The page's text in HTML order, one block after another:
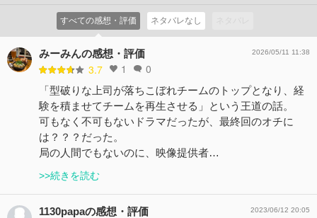
すべての感想・評価 ネタバレなし
みーみんの感想・評価
3.7 1 0
2026/05/11 11:38
「型破りな上司が落ちこぼれチームのトップとなり、経
験を積ませてチームを再生させる」という王道の話。
可もなく不可もないドラマだったが、最終回のオチに
は？？？だった。
局の人間でもないのに、映像提供者…
>>続きを読む
1130papaの感想・評価 2023/06/12 20:05